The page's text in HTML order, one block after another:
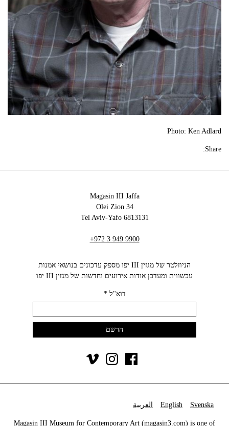
Photo: Ken Adlard
Share:
Magasin III Jaffa
34 Olei Zion
6813131 Tel Aviv-Yafo
+972 3 949 9900
הניוזלטר של מגזין III יפו מספק עדכונים בנושאי אמנות
עכשווית ומעדכן אודות אירועים וחדשות של מגזין III יפו‬
דוא"ל*
Svenska
English العربية
Magasin III Museum for Contemporary Art (magasin3.com) is one of